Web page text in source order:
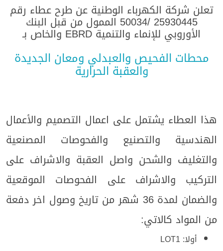
تعلن شركة الكهرباء الوطنية عن طرحعطاءرقم
25930445 /50034 الممول من قبل البنك
الأوروبي للإنماء والتنمية EBRD والخاص بـ
محطات الفحيص والعبدلي ومعان الجديدة
والعقبة الحرارية
هذا العطاء يشتمل على اعمال التصميم والأعمال
الهندسية والتصنيع والفحوصات المصنعية
والتغليف والشحن واصل العقبة والاشراف على
التركيب والاشراف على الفحوصات الموقعية
والضمان لمدة 36 شهر من تاريخ وصول اخر دفعة
من المواد كالاتي:
أولا: LOT1